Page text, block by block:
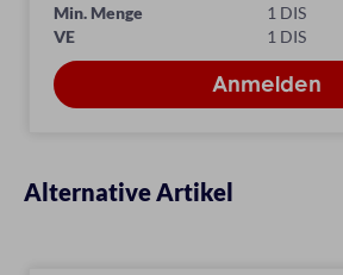
Min. Menge
1 DIS
VE
1 DIS
Alternative Artikel